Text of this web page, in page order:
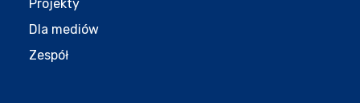
Projekty
Dla mediów
Zespół